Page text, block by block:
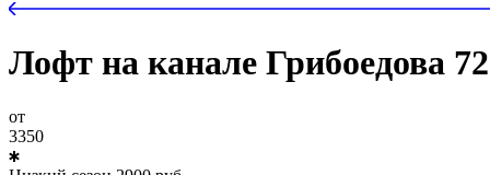
Лофт на канале Грибоедова
от
3350